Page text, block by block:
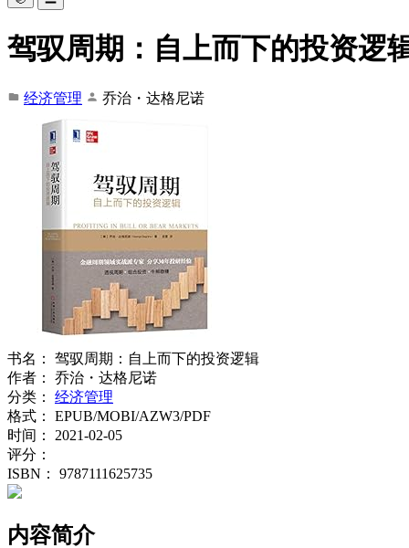
驾驭周期：自上而下的投资逻
经济管理 乔治・达格尼诺
书名：
驾驭周期：自上而下的投资逻辑
作者：
乔治・达格尼诺
分类：
经济管理
格式：
EPUB/MOBI/AZW3/PDF
时间：
2021-02-05
评分：
ISBN：
9787111625735
内容简介